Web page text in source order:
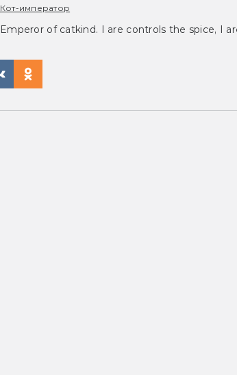
Кот-император
Emperor of catkind. I are controls the spice, I